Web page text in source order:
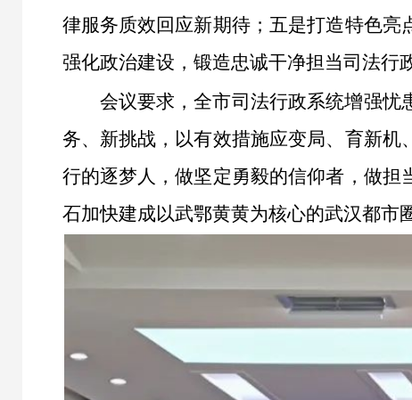
律服务质效回应新期待；五是打造特色
强化政治建设，锻造忠诚干净担当司法行
会议要求，全市司法行政系统增强
务、新挑战，以有效措施应变局、育新
行的逐梦人，做坚定勇毅的信仰者，做
石加快建成以武鄂黄黄为核心的武汉都市